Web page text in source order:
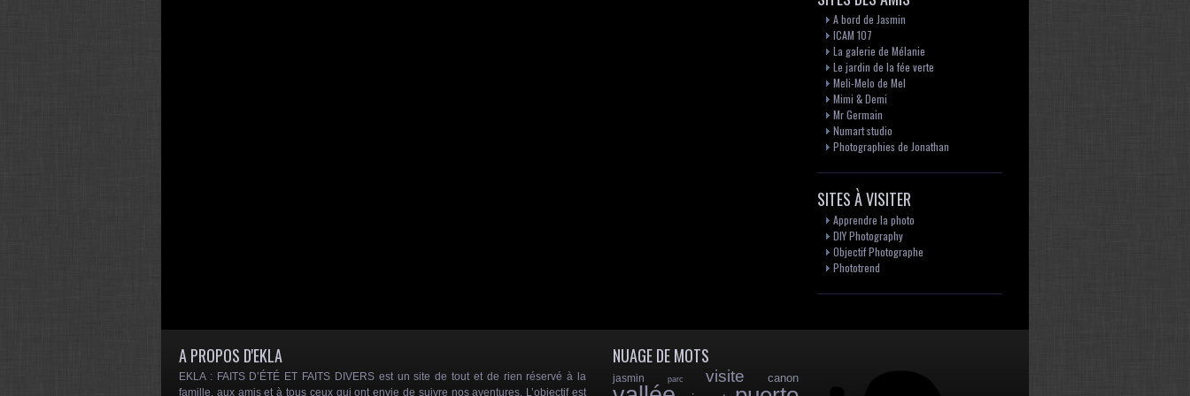
A bord de Jasmin
ICAM 107
La galerie de Mélanie
Le jardin de la fée verte
Meli-Melo de Mel
Mimi & Demi
Mr Germain
Numart studio
Photographies de Jonathan
SITES À VISITER
Apprendre la photo
DIY Photography
Objectif Photographe
Phototrend
A PROPOS D'EKLA
EKLA : FAITS D’ÉTÉ ET FAITS DIVERS est un site de tout et de rien réservé à la
famille, aux amis et à tous ceux qui ont envie de suivre nos aventures. L’objectif est
NUAGE DE MOTS
jasmin parc visite canon